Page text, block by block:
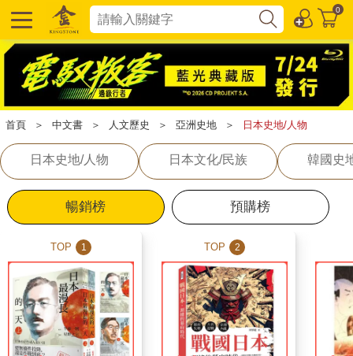
0
首頁 ＞ 中文書 ＞ 人文歷史 ＞ 亞洲史地 ＞ 日本史地/人物
日本史地/人物 日本文化/民族 韓國史
暢銷榜 預購榜
TOP 1 TOP 2